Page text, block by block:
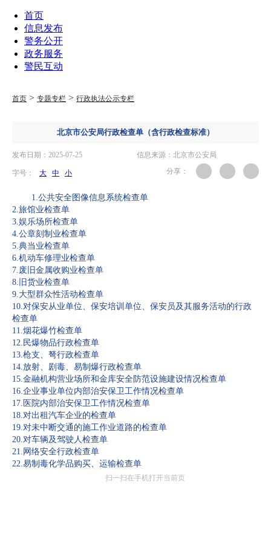
首页
信息发布
警务公开
政务服务
警民互动
首页 > 专题专栏 > 行政执法公示专栏
北京市公安局行政检查单（含行政检查标准）
发布日期：2025-07-25 信息来源：北京市公安局
字号： 大 中 小 分享：
1.公共安全图像信息系统检查单
2.旅馆业检查单
3.娱乐场所检查单
4.公章刻制业检查单
5.典当业检查单
6.机动车修理业检查单
7.废旧金属收购业检查单
8.旧货业检查单
9.大型群众性活动检查单
10.对保安从业单位、保安培训单位、保安员及其服务活动的行政
检查单
11.烟花爆竹检查单
12.民爆物品行政检查单
13.枪支、弩行政检查单
14.放射、剧毒、易制爆行政检查单
15.金融机构营业场所和金库安全防范设施建设情况检查单
16.企业事业单位内部治安保卫工作情况检查单
17.医院内部治安保卫工作情况检查单
18.对出租汽车企业的检查单
19.对未中断交通的施工作业道路的检查单
20.对车辆及驾驶人检查单
21.网络安全行政检查单
22.易制毒化学品购买、运输检查单
扫一扫在手机打开当前页